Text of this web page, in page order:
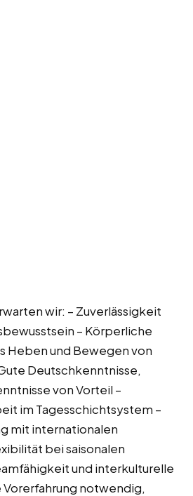
wir: – Zuverlässigkeit
– Körperliche
Heben und Bewegen von
Deutschkenntnisse,
von Vorteil –
im Tagesschichtsystem –
mit internationalen
bei saisonalen
und interkulturelle
notwendig,